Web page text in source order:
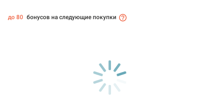
до 80 бонусов на следующие покупки